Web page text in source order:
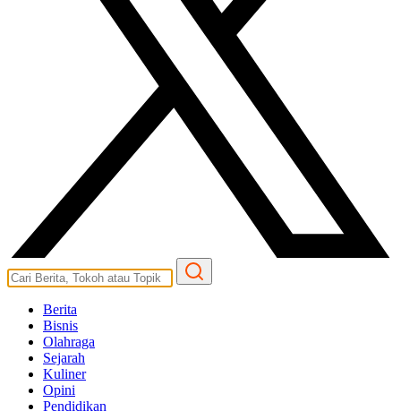
Berita
Bisnis
Olahraga
Sejarah
Kuliner
Opini
Pendidikan